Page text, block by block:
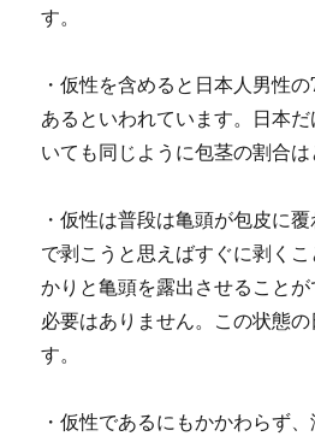
す。
・仮性を含めると日本人男性
あるといわれています。日本
いても同じように包茎の割合は
・仮性は普段は亀頭が包皮に
で剥こうと思えばすぐに剥くこ
かりと亀頭を露出させること
必要はありません。この状態
す。
・仮性であるにもかかわらず